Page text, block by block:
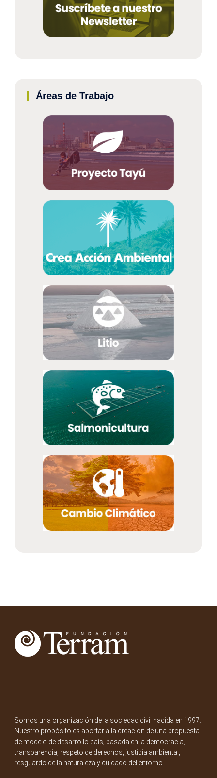
Áreas de Trabajo
Somos una organización de la sociedad civil nacida en 1997.
Nuestro propósito es aportar a la creación de una propuesta
de modelo de desarrollo país, basada en la democracia,
transparencia, respeto de derechos, justicia ambiental,
resguardo de la naturaleza y cuidado del entorno.